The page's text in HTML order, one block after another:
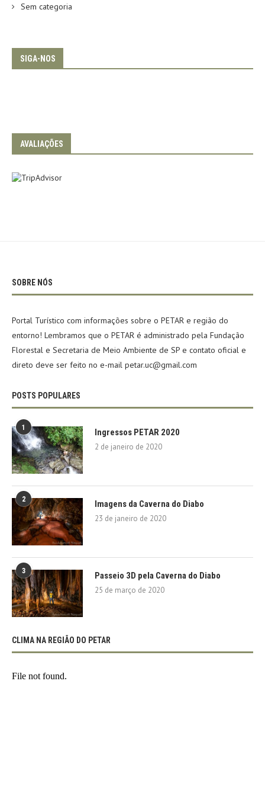
Sem categoria
SIGA-NOS
AVALIAÇÕES
SOBRE NÓS
Portal Turístico com informações sobre o PETAR e região do
entorno! Lembramos que o PETAR é administrado pela Fundação
Florestal e Secretaria de Meio Ambiente de SP e contato oficial e
direto deve ser feito no e-mail petar.uc@gmail.com
POSTS POPULARES
1 Ingressos PETAR 2020
2 de janeiro de 2020
2 Imagens da Caverna do Diabo
23 de janeiro de 2020
3 Passeio 3D pela Caverna do Diabo
25 de março de 2020
CLIMA NA REGIÃO DO PETAR